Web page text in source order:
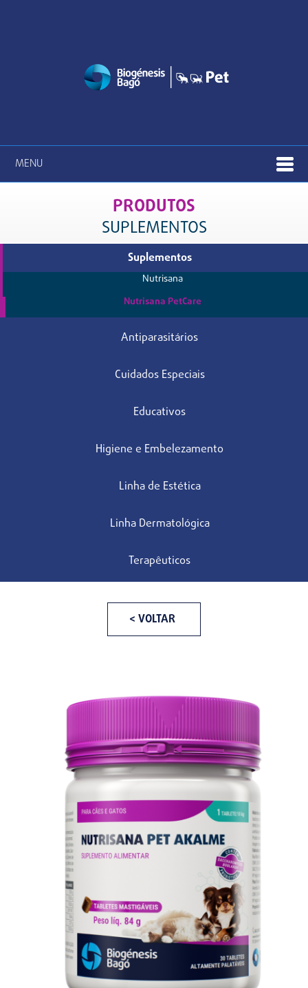
MENU
PRODUTOS
SUPLEMENTOS
Suplementos
Nutrisana
Nutrisana PetCare
Antiparasitários
Cuidados Especiais
Educativos
Higiene e Embelezamento
Linha de Estética
Linha Dermatológica
Terapêuticos
< VOLTAR